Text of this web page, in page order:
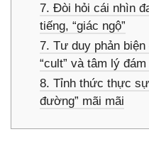
7. Đòi hỏi cái nhìn
tiếng, “giác ngộ”
7. Tư duy phản
“cult” và tâm lý đám
8. Tỉnh thức thực
đường” mãi mãi